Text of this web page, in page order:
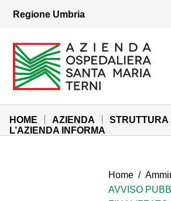
Vai al menu di navigazione
Regione Umbria
Azienda Ospedaliera Santa Maria
Sito Istituzionale
HOME AZIENDA STRUTTURA
L’AZIENDA INFORMA
Home /
AVVISO